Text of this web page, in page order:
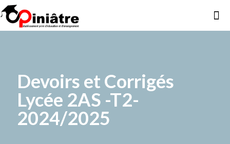
Devoirs et Corrigés
Lycée 2AS -T2-
2024/2025